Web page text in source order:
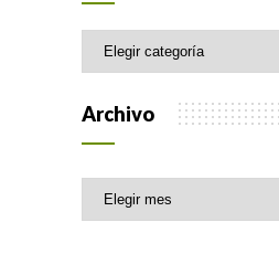
Categorías
Archivo
Archivo